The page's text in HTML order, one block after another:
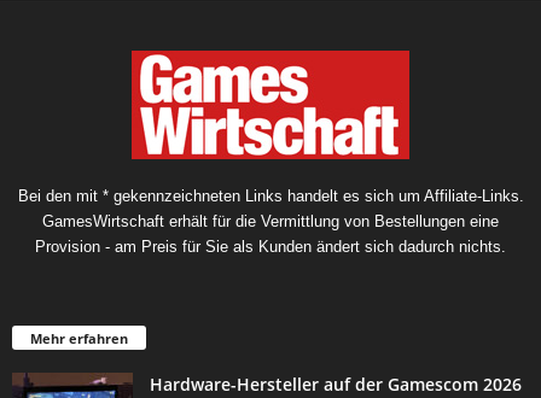
Bei den mit * gekennzeichneten Links handelt es sich um Affiliate-Links.
GamesWirtschaft erhält für die Vermittlung von Bestellungen eine
Provision - am Preis für Sie als Kunden ändert sich dadurch nichts.
Mehr erfahren
Hardware-Hersteller auf der Gamescom 2026